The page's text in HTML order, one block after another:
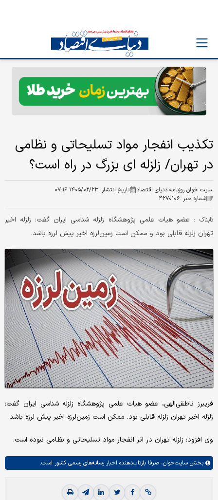
تکذیب انفجار مواد تسلیحاتی و نظامی
در تهران/ زلزله ای بزرگ در راه است؟
سایت خوان روزنامه دنیای اقتصاد تاریخ انتشار :۱۴۰۵/۰۲/۲۳ ۰۷:۱۶
شماره خبر :۴۲۷۰۱۰۶
تابناک : عضو هیات علمی پژوهشگاه زلزله شناسی ایران گفت: زلزله اخیر
تهران زلزله قابلی بود و ممکن است زمین‌لرزه اخیر پیش لرزه باشد.
فریبرز ناطقی‌‌الهی، عضو هیات علمی پژوهشگاه زلزله شناسی ایران گفت:
زلزله اخیر تهران زلزله قابلی بود. ممکن است زمین‌لرزه اخیر پیش لرزه باشد.
وی افزود: زلزله تهران در اثر انفجار مواد تسلیحاتی و نظامی نبوده است.
بخش سایت‌خوان، صرفا بازتاب‌دهنده اخبار رسانه‌های رسمی کشور است.